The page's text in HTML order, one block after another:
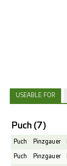
USEABLE FOR
Puch (7)
Puch Pinzgauer
Puch Pinzgauer